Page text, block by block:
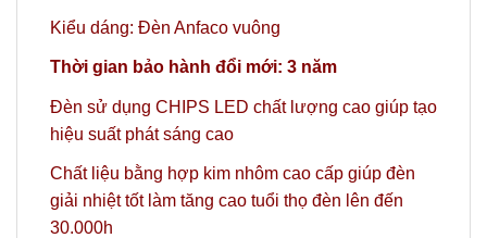
Kiểu dáng: Đèn Anfaco vuông
Thời gian bảo hành đổi mới: 3 năm
Đèn sử dụng CHIPS LED chất lượng cao giúp tạo
hiệu suất phát sáng cao
Chất liệu bằng hợp kim nhôm cao cấp giúp đèn
giải nhiệt tốt làm tăng cao tuổi thọ đèn lên đến
30.000h